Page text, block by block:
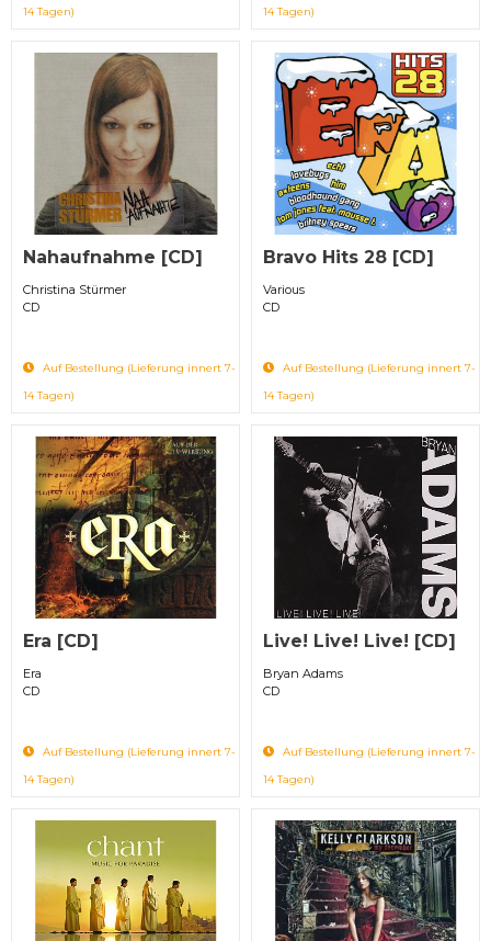
14 Tagen) 14 Tagen)
Nahaufnahme [CD]
Christina Stürmer
CD
Auf Bestellung (Lieferung innert 7-
14 Tagen)
Bravo Hits 28 [CD]
Various
CD
Auf Bestellung (Lieferung innert 7-
14 Tagen)
Era [CD]
Era
CD
Auf Bestellung (Lieferung innert 7-
14 Tagen)
Live! Live! Live! [CD]
Bryan Adams
CD
Auf Bestellung (Lieferung innert 7-
14 Tagen)